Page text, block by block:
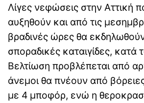
Λίγες νεφώσεις στην Αττική
αυξηθούν και από τις
βραδινές ώρες θα
σποραδικές καταιγίδες, κατά
Βελτίωση προβλέπεται από
άνεμοι θα πνέουν από
με 4 μποφόρ, ενώ η